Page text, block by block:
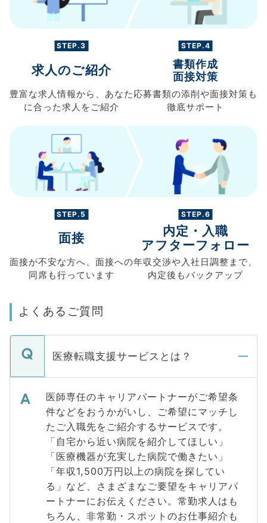
STEP.3
求人のご紹介
豊富な求人情報から、 あなた
に合った求人を ご紹介
STEP.4
書類作成
面接対策
応募書類の添削や面接対策も
徹底サポート
STEP.5
面接
面接が不安な方へ、 面接への
同席も行っています
STEP.6
内定・入職
アフターフォロー
年収交渉や入社日調整まで、
内定後もバックアップ
よくあるご質問
医療転職支援サービスとは？
医師専任のキャリアパートナーがご希望条
件などをおうかがいし、ご希望にマッチし
たご入職先をご紹介するサービスです。
「自宅から近い病院を紹介してほしい」
「医療機器が充実した病院で働きたい」
「年収1,500万円以上の病院を探してい
る」など、さまざまなご要望をキャリアパ
ートナーにお伝えください。常勤求人はも
ちろん、非常勤・スポットのお仕事紹介も